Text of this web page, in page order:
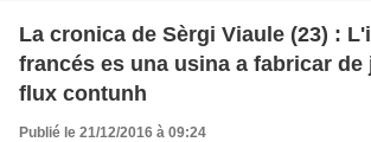
La cronica de Sèrgi Viaule (23) :
francés es una usina a fabricar de
flux contunh
Publié le 21/12/2016 à 09:24